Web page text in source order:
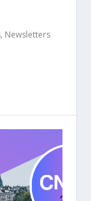
, Newsletters